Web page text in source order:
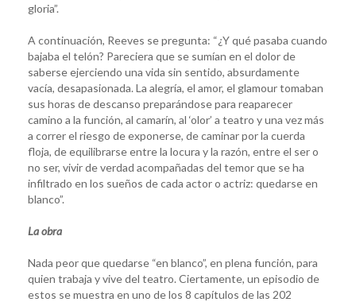
gloria”.
A continuación, Reeves se pregunta: “¿Y qué pasaba cuando
bajaba el telón? Pareciera que se sumían en el dolor de
saberse ejerciendo una vida sin sentido, absurdamente
vacía, desapasionada. La alegría, el amor, el glamour tomaban
sus horas de descanso preparándose para reaparecer
camino a la función, al camarín, al ‘olor’ a teatro y una vez más
a correr el riesgo de exponerse, de caminar por la cuerda
floja, de equilibrarse entre la locura y la razón, entre el ser o
no ser, vivir de verdad acompañadas del temor que se ha
infiltrado en los sueños de cada actor o actriz: quedarse en
blanco”.
La obra
Nada peor que quedarse “en blanco”, en plena función, para
quien trabaja y vive del teatro. Ciertamente, un episodio de
estos se muestra en uno de los 8 capítulos de las 202